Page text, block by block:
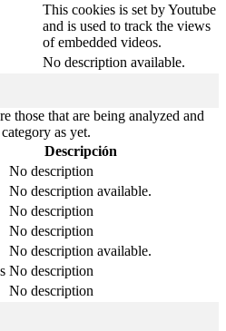
This cookies is set by Youtube
and is used to track the views
of embedded videos.
No description available.
those that are being analyzed and
as yet.
Descripción
No description
No description available.
No description
No description
No description available.
No description
No description